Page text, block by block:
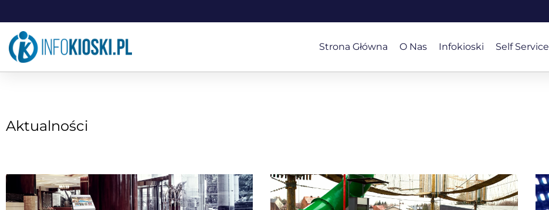
Strona Główna O Nas Infokioski Self Service
Aktualności